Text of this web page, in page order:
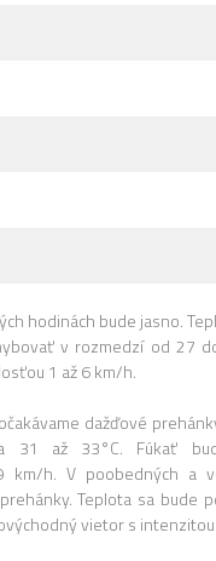
hodinách bude jasno.
v rozmedzí od 27
1 až 6 km/h.
dažďové
31 až 33°C. Fúkať
h. V poobedných a
Teplota sa bude
vietor s